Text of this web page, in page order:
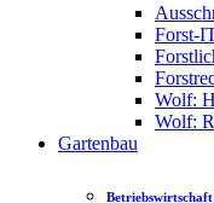
Forst-
Wolf:
Wolf:
Gartenbau